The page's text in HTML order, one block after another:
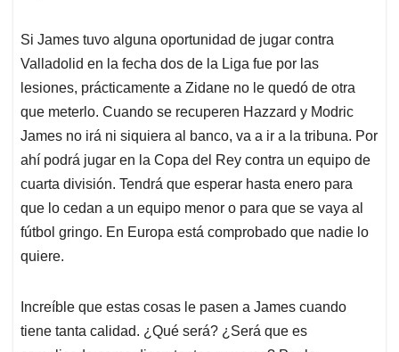
Si James tuvo alguna oportunidad de jugar contra
Valladolid en la fecha dos de la Liga fue por las
lesiones, prácticamente a Zidane no le quedó de otra
que meterlo. Cuando se recuperen Hazzard y Modric
James no irá ni siquiera al banco, va a ir a la tribuna. Por
ahí podrá jugar en la Copa del Rey contra un equipo de
cuarta división. Tendrá que esperar hasta enero para
que lo cedan a un equipo menor o para que se vaya al
fútbol gringo. En Europa está comprobado que nadie lo
quiere.
Increíble que estas cosas le pasen a James cuando
tiene tanta calidad. ¿Qué será? ¿Será que es